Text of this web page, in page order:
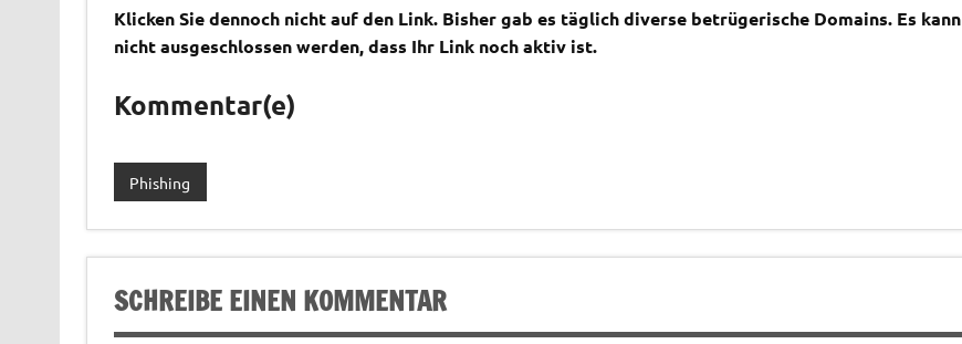
Klicken Sie dennoch nicht auf den Link. Bisher gab es täglich diverse betrügerische Domains. Es kann
nicht ausgeschlossen werden, dass Ihr Link noch aktiv ist.
Kommentar(e)
Phishing
SCHREIBE EINEN KOMMENTAR